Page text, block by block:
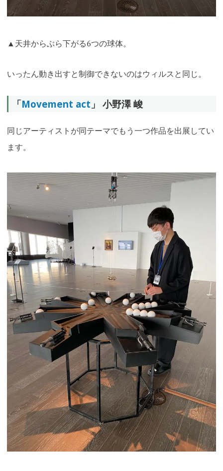
▲天井からぶら下がる6つの球体。
いったん動き出すと制御できないのはウィルスと同じ。
「Movement act 」 小野澤 峻
同じアーティストが同テーマでもう一つ作品を出展してい
ます。